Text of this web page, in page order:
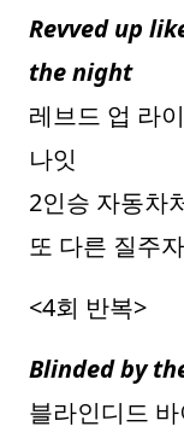
Revved up
the night
레브드 업 라
나잇
2인승 자동차
또 다른 질주
<4회 반복>
Blinded by
블라인디드